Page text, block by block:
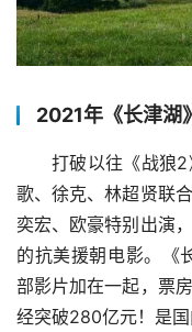
2021年《长津湖
打破以往《战狼
歌、徐克、林超贤联
奕宏、欧豪特别出演
的抗美援朝电影。《
部影片加在一起，票
经突破280亿元！是国